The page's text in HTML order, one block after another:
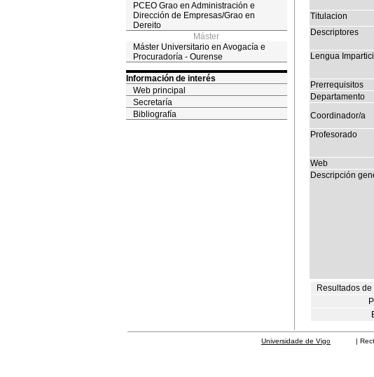
PCEO Grao en Administración e
Dirección de Empresas/Grao en
Dereito
Máster
Máster Universitario en Avogacía e
Procuradoría - Ourense
Información de interés
Web principal
Secretaría
Bibliografía
Titulacion
Descriptores
Lengua
Prerrequisitos
Departamento
Coordinador/a
Profesorado
Web
Descripción
Resultados
Universidade de Vigo |